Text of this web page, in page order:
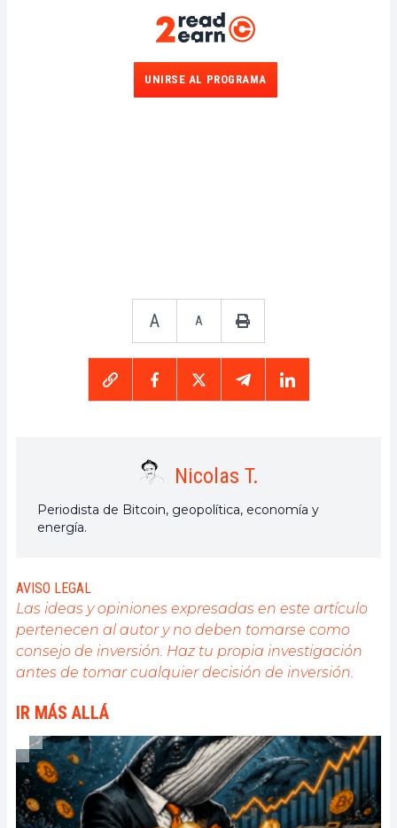
UNIRSE AL PROGRAMA
A A
Nicolas T.
Periodista de Bitcoin, geopolítica, economía y
energía.
AVISO LEGAL
Las ideas y opiniones expresadas en este artículo
pertenecen al autor y no deben tomarse como
consejo de inversión. Haz tu propia investigación
antes de tomar cualquier decisión de inversión.
IR MÁS ALLÁ